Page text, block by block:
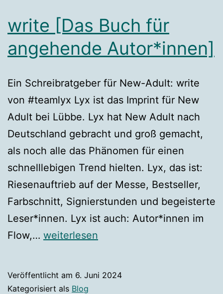
write [Das Buch für
angehende Autor*innen]
Ein Schreibratgeber für New-Adult: write
von #teamlyx Lyx ist das Imprint für New
Adult bei Lübbe. Lyx hat New Adult nach
Deutschland gebracht und groß gemacht,
als noch alle das Phänomen für einen
schnelllebigen Trend hielten. Lyx, das ist:
Riesenauftrieb auf der Messe, Bestseller,
Farbschnitt, Signierstunden und begeisterte
Leser*innen. Lyx ist auch: Autor*innen im
Flow,… write
für
weiterlesen
Veröffentlicht am 6. Juni 2024
Kategorisiert als Blog